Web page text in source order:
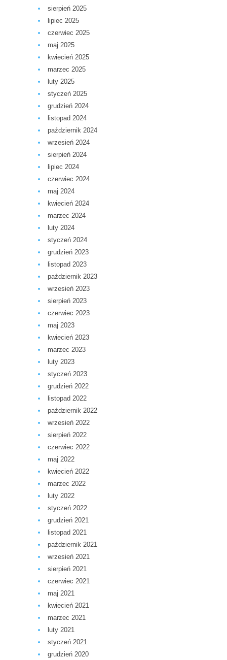
sierpień 2025
lipiec 2025
czerwiec 2025
maj 2025
kwiecień 2025
marzec 2025
luty 2025
styczeń 2025
grudzień 2024
listopad 2024
październik 2024
wrzesień 2024
sierpień 2024
lipiec 2024
czerwiec 2024
maj 2024
kwiecień 2024
marzec 2024
luty 2024
styczeń 2024
grudzień 2023
listopad 2023
październik 2023
wrzesień 2023
sierpień 2023
czerwiec 2023
maj 2023
kwiecień 2023
marzec 2023
luty 2023
styczeń 2023
grudzień 2022
listopad 2022
październik 2022
wrzesień 2022
sierpień 2022
czerwiec 2022
maj 2022
kwiecień 2022
marzec 2022
luty 2022
styczeń 2022
grudzień 2021
listopad 2021
październik 2021
wrzesień 2021
sierpień 2021
czerwiec 2021
maj 2021
kwiecień 2021
marzec 2021
luty 2021
styczeń 2021
grudzień 2020